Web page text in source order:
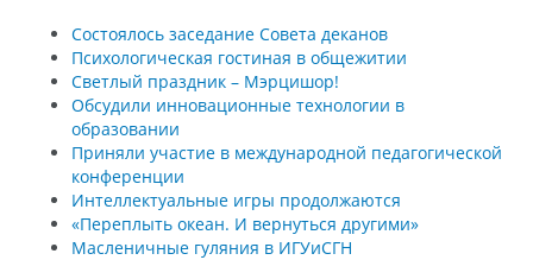
Состоялось заседание Совета деканов
Психологическая гостиная в общежитии
Светлый праздник – Мэрцишор!
Обсудили инновационные технологии в
образовании
Приняли участие в международной педагогической
конференции
Интеллектуальные игры продолжаются
«Переплыть океан. И вернуться другими»
Масленичные гуляния в ИГУиСГН